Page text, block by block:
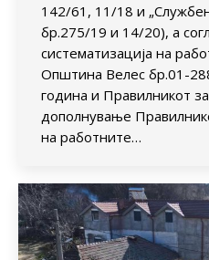
142/61, 11/18 и
бр.275/19 и 14/20), а
систематизација на
Општина Велес бр.01-
година и Правилникот
дополнување
на работните…